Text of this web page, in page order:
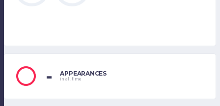
- APPEARANCES
in all time